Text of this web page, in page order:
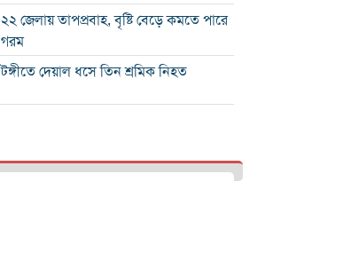
২২ জেলায় তাপপ্রবাহ, বৃষ্টি বেড়ে কমতে পারে
গরম
টঙ্গীতে দেয়াল ধসে তিন শ্রমিক নিহত
গলে যাওয়া হিমবাহ থেকে মিলল ৩৭ বছর